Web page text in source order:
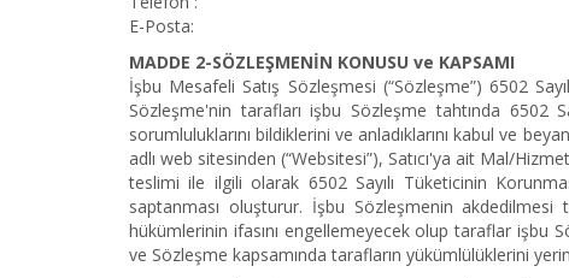
E-Posta:
MADDE 2-SÖZLEŞMENİN KONUSU ve KAPSAMI
İşbu Mesafeli Satış Sözleşmesi (“Sözleşme”) 6502
Sözleşme'nin tarafları işbu Sözleşme tahtında 6502
sorumluluklarını bildiklerini ve anladıklarını kabul ve
adlı web sitesinden (“Websitesi”), Satıcı'ya ait Mal/
teslimi ile ilgili olarak 6502 Sayılı Tüketicinin
saptanması oluşturur. İşbu Sözleşmenin
hükümlerinin ifasını engellemeyecek olup taraflar işbu
ve Sözleşme kapsamında tarafların yükümlülüklerini